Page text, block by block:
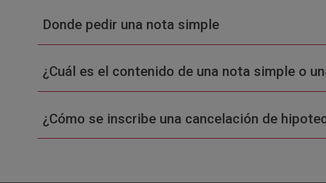
Donde pedir una nota simple
¿Cuál es el contenido de una nota simple o
¿Cómo se inscribe una cancelación de